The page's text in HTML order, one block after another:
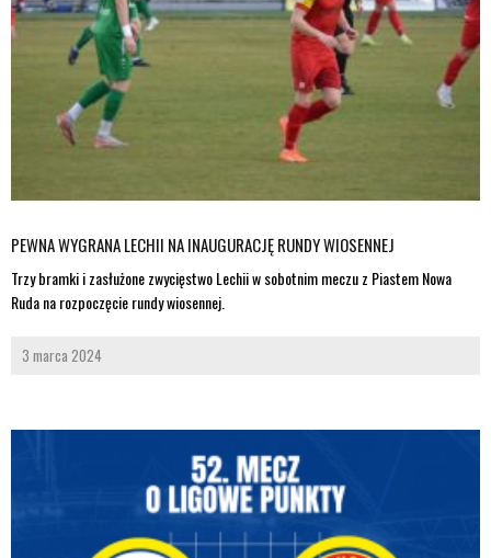
PEWNA WYGRANA LECHII NA INAUGURACJĘ RUNDY WIOSENNEJ
Trzy bramki i zasłużone zwycięstwo Lechii w sobotnim meczu z Piastem Nowa
Ruda na rozpoczęcie rundy wiosennej.
3 marca 2024